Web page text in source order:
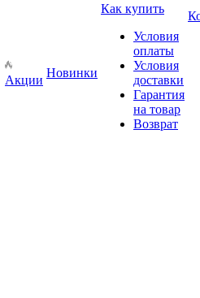
Акции
Новинки
Как купить
Условия
оплаты
Условия
доставки
Гарантия
на товар
Возврат